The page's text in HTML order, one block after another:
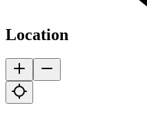
Location